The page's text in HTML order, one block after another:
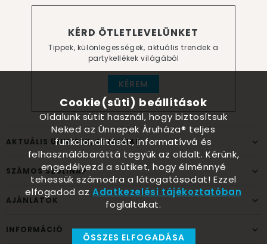
KÉRD ÖTLETLEVELÜNKET
Tippek, különlegességek, aktuális trendek a
partykellékek világából
KÉREM
AKTUÁLIS ÜNNEPEK, ALKALMAK
SZÁMOS SZÜLINAP
AJÁNLATOK
INFORMÁCIÓ
Cookie(süti) beállítások
Oldalunk sütit használ, hogy biztosítsuk
Neked az Ünnepek Áruháza® teljes
funkcionalitását, informatívvá és
felhasználóbaráttá tegyük az oldalt. Kérünk,
engedélyezd a sütiket, hogy élménnyé
tehessük számodra a látogatásodat! Ezzel
elfogadod azAdatkezelési tájékoztatóban
foglaltakat.
ÖSSZES ELFOGADÁSA